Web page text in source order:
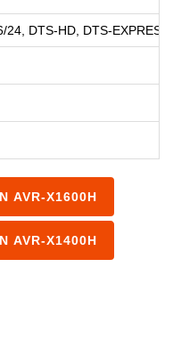
24, DTS-HD, DTS-EXPRESS
AVR-X1600H
AVR-X1400H